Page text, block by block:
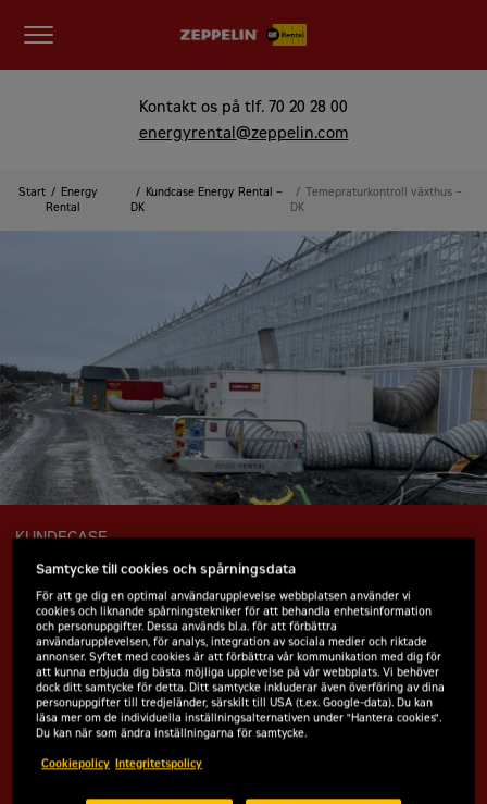
Kontakt os på tlf. 70 20 28 00
energyrental@zeppelin.com
Start
Energy
Rental
Kundcase Energy Rental –
DK
Temepraturkontroll växthus –
DK
KUNDECASE
Varmeløsning til drivhus i stor
skala
Uden for Örebro i det mellemste Sverige er der blevet
opført ét af landets største drivhuse, og Zeppelin
Energy Rental har spillet en afgørende rolle for
projektets succes. Med en midlertidig varmeløsning
vinterens udfordringer. Læs mere nedenfor eller
indsend formularen for at få hjælp til dit unikke
Samtycke till cookies och spårningsdata
För att ge dig en optimal användarupplevelse webbplatsen använder vi
cookies och liknande spårningstekniker för att behandla enhetsinformation
och personuppgifter. Dessa används bl.a. för att förbättra
användarupplevelsen, för analys, integration av sociala medier och riktade
annonser. Syftet med cookies är att förbättra vår kommunikation med dig för
att kunna erbjuda dig bästa möjliga upplevelse på vår webbplats. Vi behöver
dock ditt samtycke för detta. Ditt samtycke inkluderar även överföring av dina
personuppgifter till tredjeländer, särskilt till USA (t.ex. Google-data). Du kan
läsa mer om de individuella inställningsalternativen under "Hantera cookies".
Du kan när som ändra inställningarna för samtycke.
Cookiepolicy Integritetspolicy